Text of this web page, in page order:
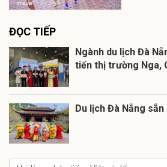
ĐỌC TIẾP
Ngành du lịch Đà
tiến thị trường Nga,
Du lịch Đà Nẵng